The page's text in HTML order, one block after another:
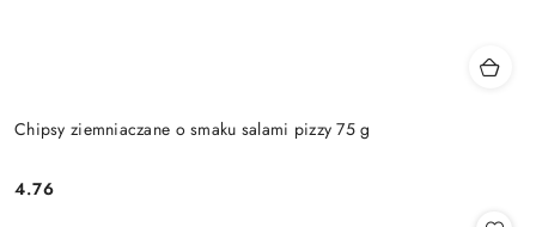
Chipsy ziemniaczane o smaku salami pizzy 75 g
Cena:
4.76